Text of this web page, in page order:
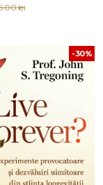
lei
-30%